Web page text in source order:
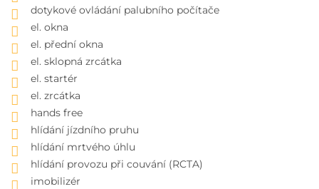
dotykové ovládání palubního počítače
el. okna
el. přední okna
el. sklopná zrcátka
el. startér
el. zrcátka
hands free
hlídání jízdního pruhu
hlídání mrtvého úhlu
hlídání provozu při couvání (RCTA)
imobilizér